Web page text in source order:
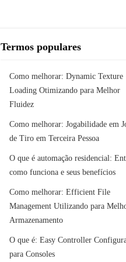
Termos populares
Como melhorar: Dynamic Texture
Loading Otimizando para Melhor
Fluidez
Como melhorar: Jogabilidade em
de Tiro em Terceira Pessoa
O que é automação residencial:
como funciona e seus benefícios
Como melhorar: Efficient File
Management Utilizando para
Armazenamento
O que é: Easy Controller
para Consoles